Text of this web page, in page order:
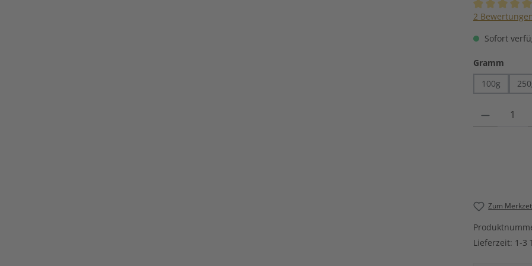
2
Sofort
Gramm
100g
Produkt
Zum
Lieferzeit: 1-3